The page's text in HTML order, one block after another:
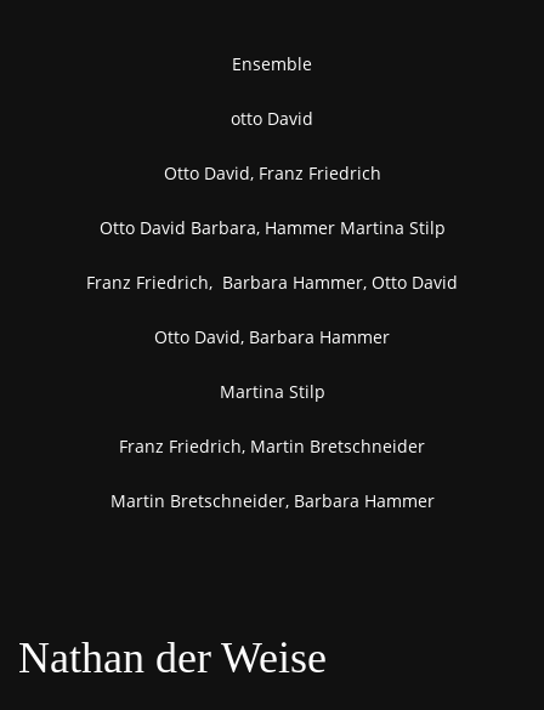
Ensemble
otto David
Otto David, Franz Friedrich
Otto David Barbara, Hammer Martina Stilp
Franz Friedrich, Barbara Hammer, Otto David
Otto David, Barbara Hammer
Martina Stilp
Franz Friedrich, Martin Bretschneider
Martin Bretschneider, Barbara Hammer
Nathan der Weise